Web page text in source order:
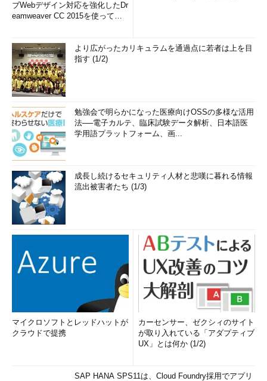
ブWebデザイン対応を強化したDr
eamweaver CC 2015を使って
より広がったカリキュラムを通過点に若者は上を目
指す (1/2)
勉強会で明らかになった医療向けOSSの多様な活用
法──電子カルテ、臨床試験データ解析、日本語医
学用語プラットフォーム、画...
成長し続けるセキュリティ人材と悲嘆に暮れる情報
流出被害者たち (1/3)
マイクロソフトとレッドハットが
クラウドで提携
カーセンサー、ゼクシィのサイト
が取り入れている「アダプティブ
UX」とは何か (1/2)
SAP HANA SPS11は、Cloud Foundry採用でアプリ